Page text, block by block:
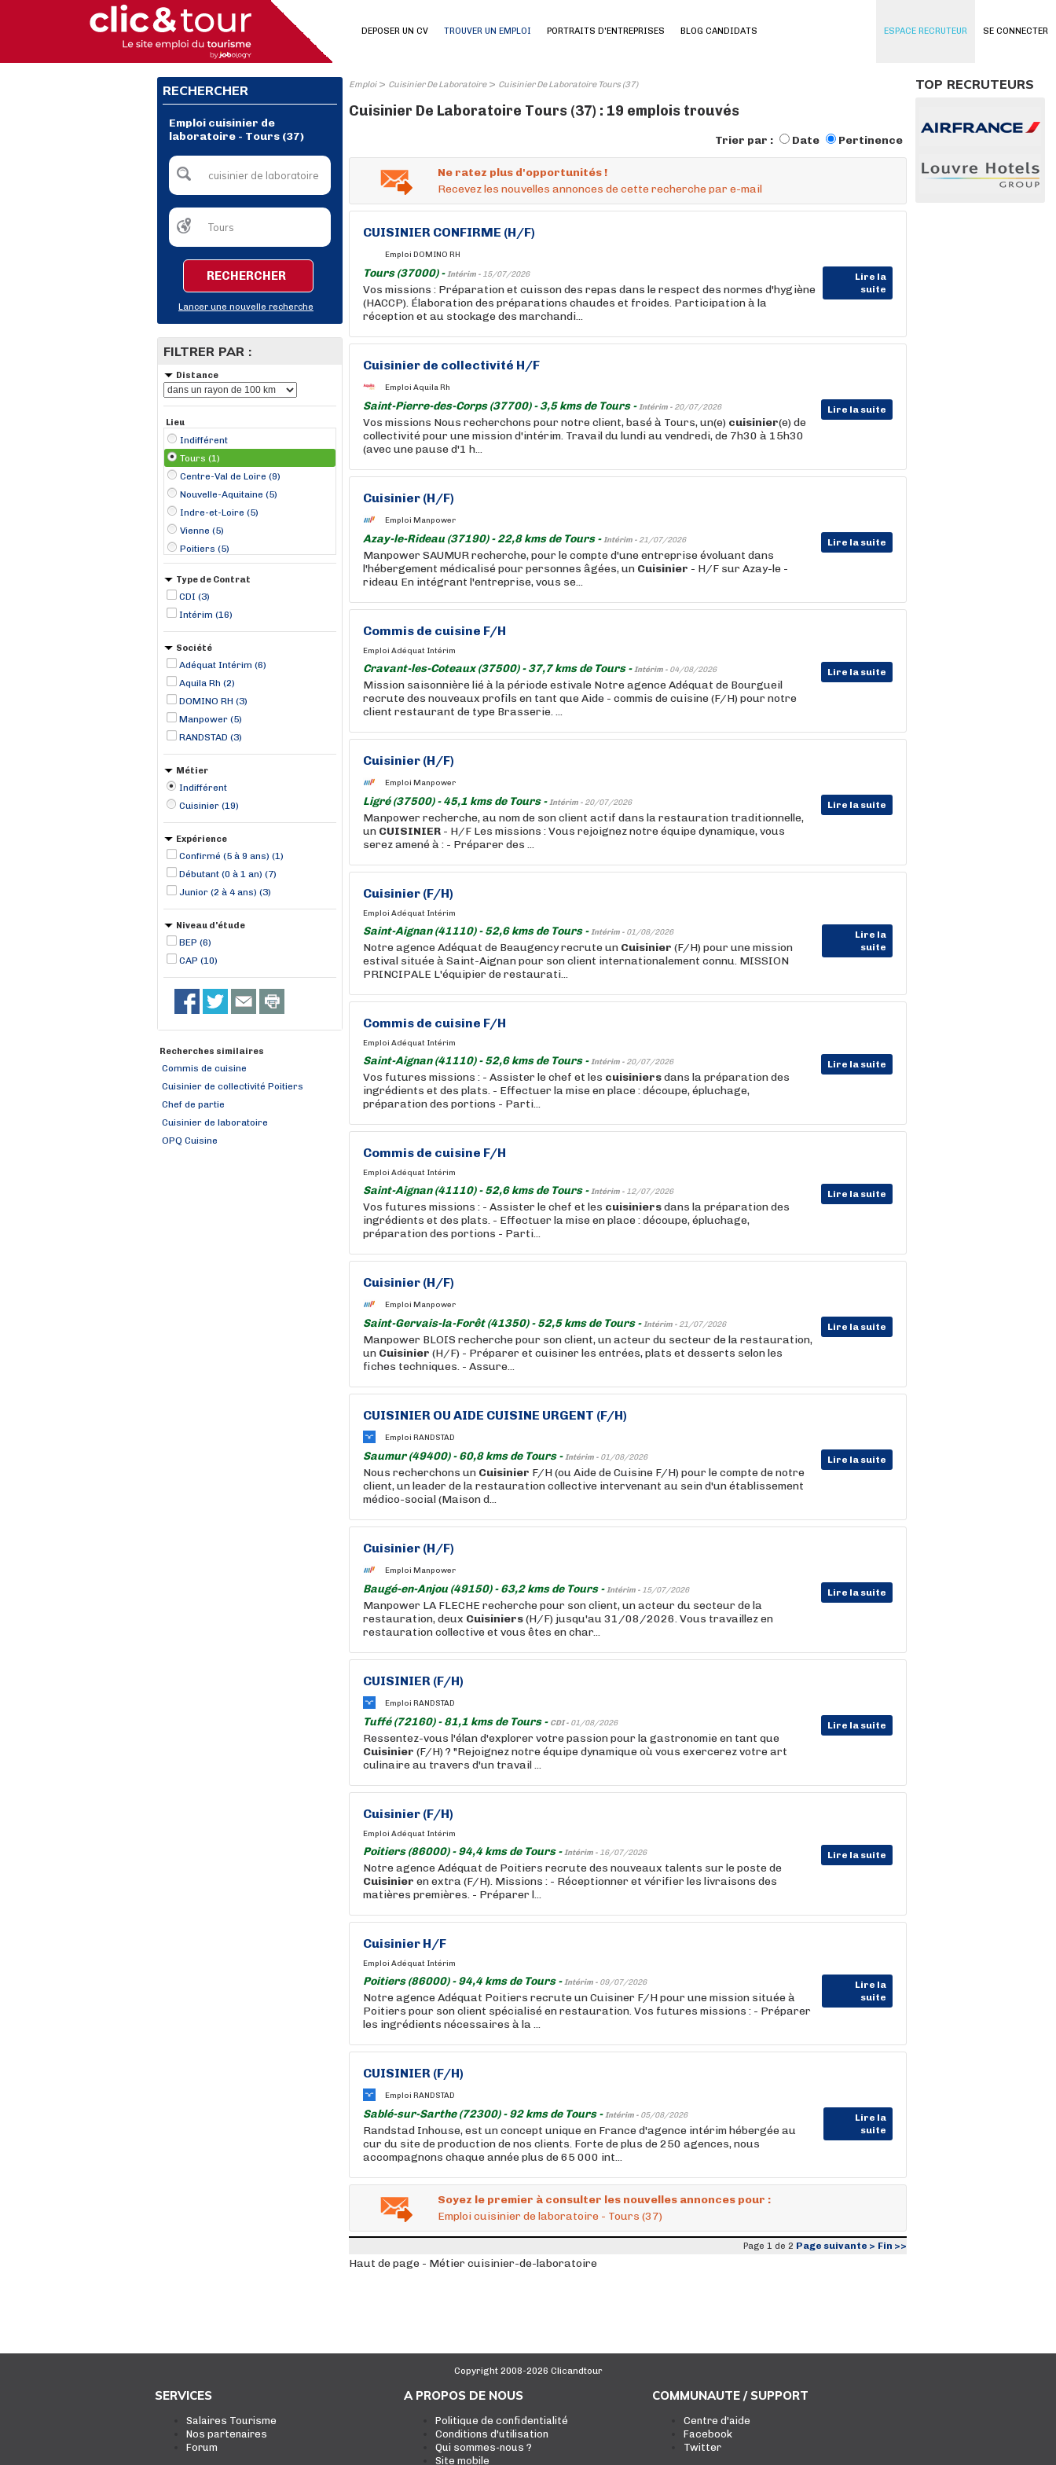
SE CONNECTER
DEPOSER UN CV TROUVER UN EMPLOI PORTRAITS D'ENTREPRISES BLOG CANDIDATS ESPACE RECRUTEUR
RECHERCHER
Emploi cuisinier de
laboratoire - Tours (37)
RECHERCHER
Lancer une nouvelle recherche
FILTRER PAR :
Distance
Lieu
Indifférent
Tours (1)
Centre-Val de Loire (9)
Nouvelle-Aquitaine (5)
Indre-et-Loire (5)
Vienne (5)
Poitiers (5)
Saint-Aignan (3)
Angers (1)
Azay-le-Rideau (1)
Baugé-en-Anjou (1)
Type de Contrat
CDI (3)
Intérim (16)
Société
Adéquat Intérim (6)
Aquila Rh (2)
DOMINO RH (3)
Manpower (5)
RANDSTAD (3)
Métier
Indifférent
Cuisinier (19)
Expérience
Confirmé (5 à 9 ans) (1)
Débutant (0 à 1 an) (7)
Junior (2 à 4 ans) (3)
Niveau d'étude
BEP (6)
CAP (10)
Recherches similaires
Commis de cuisine
Cuisinier de collectivité Poitiers
Chef de partie
Cuisinier de laboratoire
OPQ Cuisine
Emploi> Cuisinier De Laboratoire> Cuisinier De Laboratoire Tours (37)
Cuisinier De Laboratoire Tours (37) : 19 emplois trouvés
Trier par : Date Pertinence
Ne ratez plus d'opportunités !
Recevez les nouvelles annonces de cette recherche par e-mail
CUISINIER CONFIRME (H/F)
Emploi DOMINO RH
Tours (37000) -Intérim - 15/07/2026
Lire la
suite
Vos missions : Préparation et cuisson des repas dans le respect des normes d'hygiène
(HACCP). Élaboration des préparations chaudes et froides. Participation à la
réception et au stockage des marchandi...
Cuisinier de collectivité H/F
Emploi Aquila Rh
Saint-Pierre-des-Corps (37700) - 3,5 kms de Tours -Intérim - 20/07/2026 Lire la suite
Vos missions Nous recherchons pour notre client, basé à Tours, un(e) cuisinier(e) de
collectivité pour une mission d'intérim. Travail du lundi au vendredi, de 7h30 à 15h30
(avec une pause d'1 h...
Cuisinier (H/F)
Emploi Manpower
Azay-le-Rideau (37190) - 22,8 kms de Tours -Intérim - 21/07/2026 Lire la suite
Manpower SAUMUR recherche, pour le compte d'une entreprise évoluant dans
l'hébergement médicalisé pour personnes âgées, un Cuisinier - H/F sur Azay-le -
rideau En intégrant l'entreprise, vous se...
Commis de cuisine F/H
Emploi Adéquat Intérim
Cravant-les-Coteaux (37500) - 37,7 kms de Tours -Intérim - 04/08/2026 Lire la suite
Mission saisonnière lié à la période estivale Notre agence Adéquat de Bourgueil
recrute des nouveaux profils en tant que Aide - commis de cuisine (F/H) pour notre
client restaurant de type Brasserie. ...
Cuisinier (H/F)
Emploi Manpower
Ligré (37500) - 45,1 kms de Tours -Intérim - 20/07/2026 Lire la suite
Manpower recherche, au nom de son client actif dans la restauration traditionnelle,
un CUISINIER - H/F Les missions : Vous rejoignez notre équipe dynamique, vous
serez amené à : - Préparer des ...
Cuisinier (F/H)
Emploi Adéquat Intérim
Saint-Aignan (41110) - 52,6 kms de Tours -Intérim - 01/08/2026
Lire la
suite
Notre agence Adéquat de Beaugency recrute un Cuisinier (F/H) pour une mission
estival située à Saint-Aignan pour son client internationalement connu. MISSION
PRINCIPALE L'équipier de restaurati...
Commis de cuisine F/H
Emploi Adéquat Intérim
Saint-Aignan (41110) - 52,6 kms de Tours -Intérim - 20/07/2026 Lire la suite
Vos futures missions : - Assister le chef et les cuisiniersdans la préparation des
ingrédients et des plats. - Effectuer la mise en place : découpe, épluchage,
préparation des portions - Parti...
Commis de cuisine F/H
Emploi Adéquat Intérim
Saint-Aignan (41110) - 52,6 kms de Tours -Intérim - 12/07/2026 Lire la suite
Vos futures missions : - Assister le chef et les cuisiniersdans la préparation des
ingrédients et des plats. - Effectuer la mise en place : découpe, épluchage,
préparation des portions - Parti...
Cuisinier (H/F)
Emploi Manpower
Saint-Gervais-la-Forêt (41350) - 52,5 kms de Tours -Intérim - 21/07/2026 Lire la suite
Manpower BLOIS recherche pour son client, un acteur du secteur de la restauration,
un Cuisinier (H/F) - Préparer et cuisiner les entrées, plats et desserts selon les
fiches techniques. - Assure...
CUISINIER OU AIDE CUISINE URGENT (F/H)
Emploi RANDSTAD
Saumur (49400) - 60,8 kms de Tours -Intérim - 01/08/2026 Lire la suite
Nous recherchons un Cuisinier F/H (ou Aide de Cuisine F/H) pour le compte de notre
client, un leader de la restauration collective intervenant au sein d'un établissement
médico-social (Maison d...
Cuisinier (H/F)
Emploi Manpower
Baugé-en-Anjou (49150) - 63,2 kms de Tours -Intérim - 15/07/2026 Lire la suite
Manpower LA FLECHE recherche pour son client, un acteur du secteur de la
restauration, deux Cuisiniers(H/F) jusqu'au 31/08/2026. Vous travaillez en
restauration collective et vous êtes en char...
CUISINIER (F/H)
Emploi RANDSTAD
Tuffé (72160) - 81,1 kms de Tours - CDI - 01/08/2026 Lire la suite
Ressentez-vous l'élan d'explorer votre passion pour la gastronomie en tant que
Cuisinier (F/H) ? "Rejoignez notre équipe dynamique où vous exercerez votre art
culinaire au travers d'un travail ...
Cuisinier (F/H)
Emploi Adéquat Intérim
Poitiers (86000) - 94,4 kms de Tours -Intérim - 16/07/2026 Lire la suite
Notre agence Adéquat de Poitiers recrute des nouveaux talents sur le poste de
Cuisinier en extra (F/H). Missions : - Réceptionner et vérifier les livraisons des
matières premières. - Préparer l...
Cuisinier H/F
Emploi Adéquat Intérim
Poitiers (86000) - 94,4 kms de Tours -Intérim - 09/07/2026
Lire la
suite
Notre agence Adéquat Poitiers recrute un Cuisiner F/H pour une mission située à
Poitiers pour son client spécialisé en restauration. Vos futures missions : - Préparer
les ingrédients nécessaires à la ...
CUISINIER (F/H)
Emploi RANDSTAD
Sablé-sur-Sarthe (72300) - 92 kms de Tours -Intérim - 05/08/2026
Lire la
suite
Randstad Inhouse, est un concept unique en France d'agence intérim hébergée au
cur du site de production de nos clients. Forte de plus de 250 agences, nous
accompagnons chaque année plus de 65 000 int...
Soyez le premier à consulter les nouvelles annonces pour :
Emploi cuisinier de laboratoire - Tours (37)
Page 1 de 2 Page suivante > Fin >>
Haut de page - Métier cuisinier-de-laboratoire
TOP RECRUTEURS
Copyright 2008-2026 Clicandtour
SERVICES
Salaires Tourisme
Nos partenaires
Forum
A PROPOS DE NOUS
Politique de confidentialité
Conditions d'utilisation
Qui sommes-nous ?
Site mobile
COMMUNAUTE / SUPPORT
Centre d'aide
Facebook
Twitter